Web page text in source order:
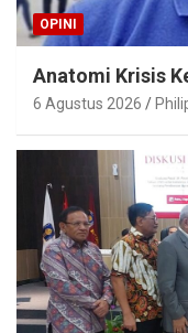
OPINI
Anatomi Krisis
6 Agustus 2026